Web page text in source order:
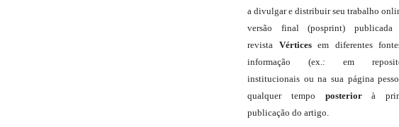
a divulgar e distribuir seu trabalho
versão final (posprint) publicada
revista Vérticesem diferentes
informação (ex.: em
institucionais ou na sua página
qualquer tempo posteriorà
publicação do artigo.